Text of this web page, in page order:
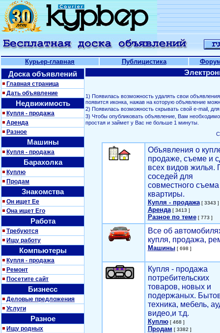
Курьер-главная Публицистика
Доска объявлений
Главная страница
Дать объявление
Недвижимость
Купля - продажа
Аренда
Разное
Машины
Купля - продажа
Барахолка
Куплю
Продам
Знакомства
Он ищет Ее
Она ищет Его
Работа
Требуются
Ищу работу
Компьютеры
Купля - продажа
Ремонт
Посетите сайт
Бизнесс
Деловые предложения
Услуги
Разное
Ищу родных
1) Появилась возможность удалять свои
появится иконка, нажав на которую объявление
2) Появилась возможность скрывать свой е-mail,
3) Чтобы опубликовать объявление, Вам
простая и займет у Вас не больше 1 минуты.
Объявления о
продаже, съеме и
всех видов жилья.
соседей для
совместного съема
квартиры.
Купля - продажа[ 3343 ]
Аренда[ 3413 ]
Разное по теме[ 773 ]
Все об
купля, продажа,
Машины[ 698 ]
Купля - продажа
потребительских
товаров, новых и
подержаных.
техника, мебель,
видео,и т.д.
Куплю[ 468 ]
Продам [ 3382 ]